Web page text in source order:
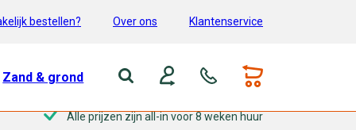
bestellen? Over ons Klantenservice
Zand & grond
Alle prijzen zijn all-in voor 8 weken huur